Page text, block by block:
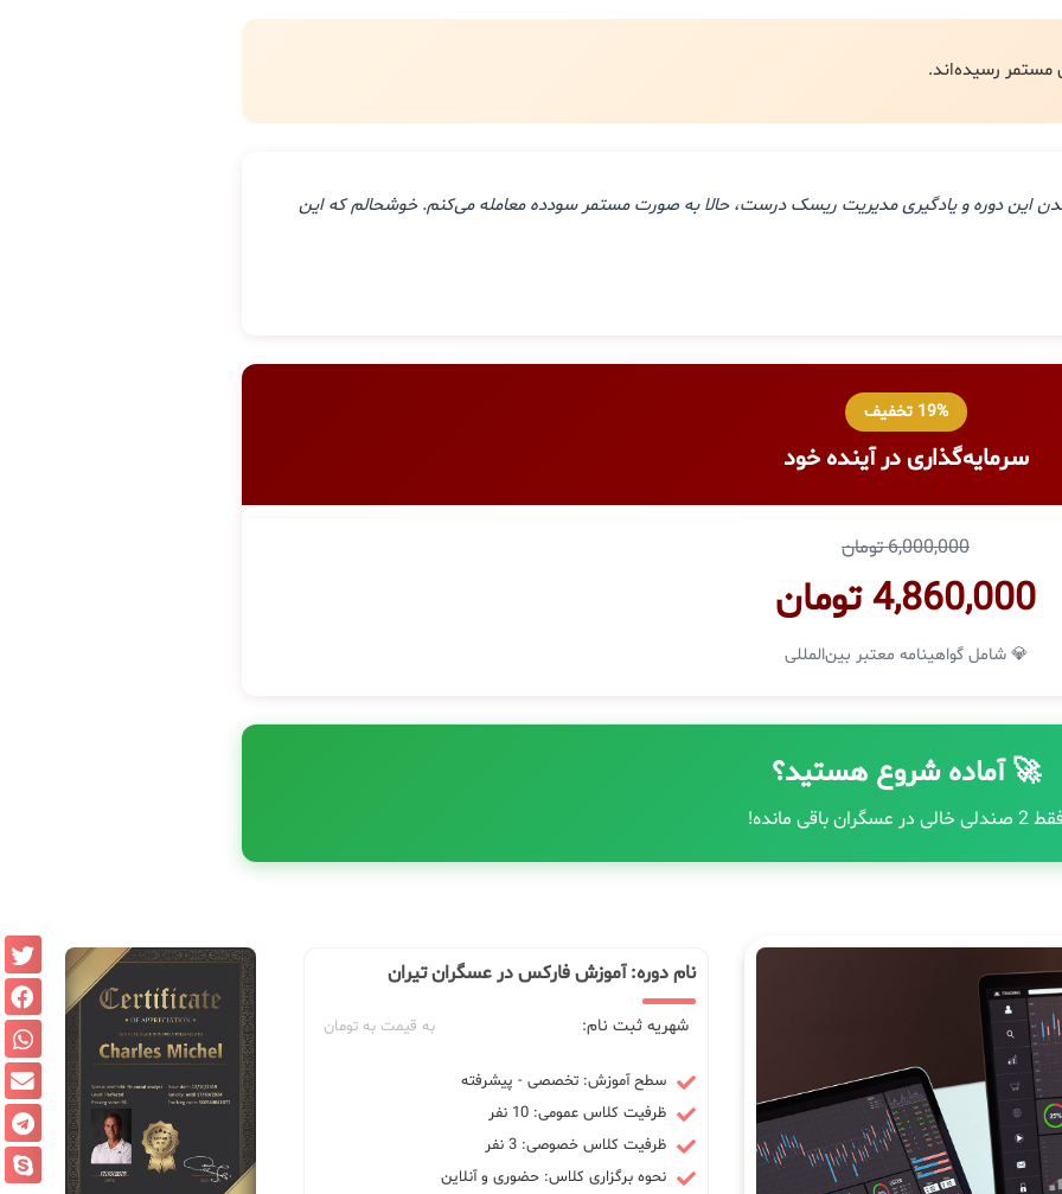
این دوره و یادگیری مدیریت ریسک درست، حالا به صورت مستمر سودده معامله می‌کنم. خوشحالم که این
19% تخفیف
سرمایه‌گذاری در آینده خود
6,000,000 تومان
4,860,000 تومان
💎 شامل گواهینامه معتبر بین‌المللی
🚀 آماده شروع هستید؟
خالی در عسگران باقی مانده!
نام دوره: آموزش فارکس در عسگران تیران
شهریه ثبت نام: به قیمت به تومان
سطح آموزش: تخصصی - پیشرفته
ظرفیت کلاس عمومی: 10 نفر
ظرفیت کلاس خصوصی: 3 نفر
نحوه برگزاری کلاس: حضوری و آنلاین